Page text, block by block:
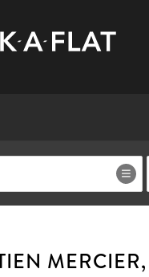
MERCIER,